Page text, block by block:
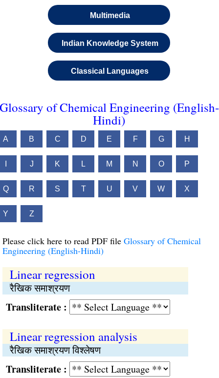
Multimedia
Indian Knowledge System
Classical Languages
of Chemical Engineering (English-
Hindi)
A B C D E F G H
J K L M N O P
Q R S T U V W X
Y Z
Please click here to read PDF file Glossary of Chemical
Engineering (English-Hindi)
Linear regression
रैखिक समाश्रयण
:
Linear regression analysis
रैखिक समाश्रयण विश्लेषण
: